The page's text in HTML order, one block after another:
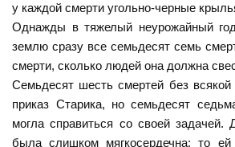
у каждой смерти угольно-черные
Однажды в тяжелый неурожайный
землю сразу все семьдесят семь
смерти, сколько людей она должна
Семьдесят шесть смертей без
приказ Старика, но семьдесят
могла справиться со своей задачей.
была слишком мягкосердечна: то